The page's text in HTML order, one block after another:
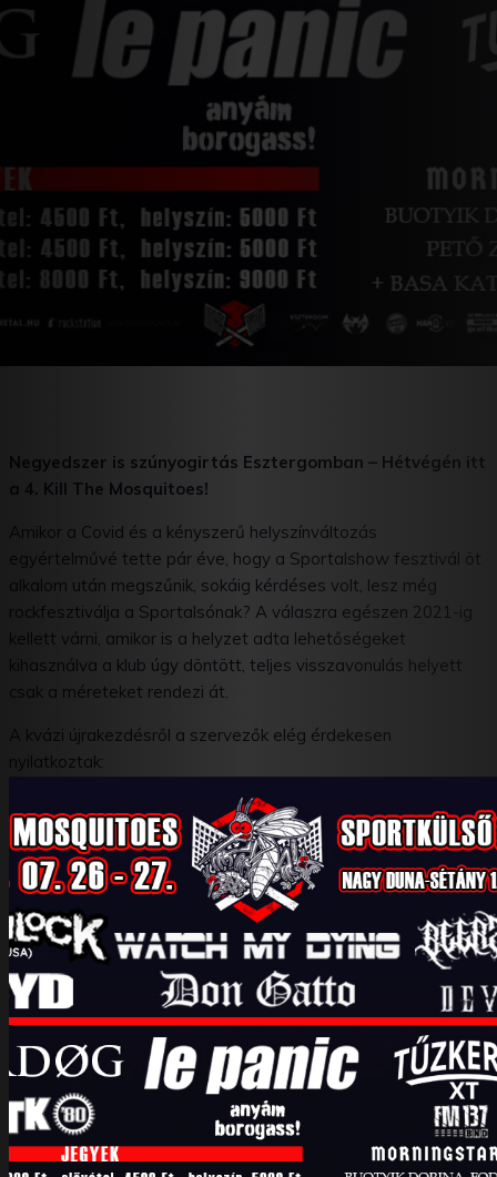
Negyedszer is szúnyogirtás Esztergomban – Hétvégén itt
a 4. Kill The Mosquitoes!
Amikor a Covid és a kényszerű helyszínváltozás
egyértelművé tette pár éve, hogy a Sportalshow fesztivál öt
alkalom után megszűnik, sokáig kérdéses volt, lesz még
rockfesztiválja a Sportalsónak? A válaszra egészen 2021-ig
kellett várni, amikor is a helyzet adta lehetőségeket
kihasználva a klub úgy döntött, teljes visszavonulás helyett
csak a méreteket rendezi át.
A kvázi újrakezdésről a szervezők elég érdekesen
nyilatkoztak:
mondom, hogy nem játszottam el a gondolattal, miszerint itt a
vége. Aztán Bozsó meggyőzött.”– mondta Szénégető
Richárd, majd hozzátette, azért nem volt ennyire egyszerű. –
„Kicsit olyan volt, mint amilyennek a Sportalshow-t eredetileg
megálmodtuk. Kicsi fesztivál, kisebb zenekarokkal.”
„Nagyon nem akartam én már fesztivált és ha a szívünkre
tesszük a kezünket, ez inkább egy kerti party, zenekarokkal,
mintsem ténylegesen fesztivál. Amiben viszont
utánozhatatlan, az a helyszín és a hangulat!”– tette hozzá
Bozsó, a fesztivál másik szervezője – „Idén a város az árvizet
ugyan megúszta, de a szúnyogokat nem sikerült, így
aktuálisabbak vagyunk, mint valaha!”
A rendezvénynek ezúttal is az esztergomi Rugby Club Hostel